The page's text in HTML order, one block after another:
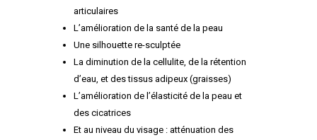
articulaires
L’amélioration de la santé de la peau
Une silhouette re-sculptée
La diminution de la cellulite, de la rétention
d’eau, et des tissus adipeux (graisses)
L’amélioration de l’élasticité de la peau et
des cicatrices
Et au niveau du visage : atténuation des